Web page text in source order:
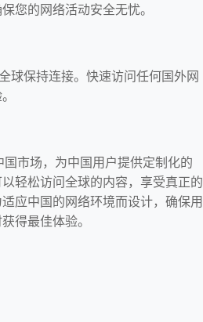
您的网络活动安全无忧。
球保持连接。快速访问任何国外网
市场，为中国用户提供定制化的
轻松访问全球的内容，享受真正的
应中国的网络环境而设计，确保用
得最佳体验。